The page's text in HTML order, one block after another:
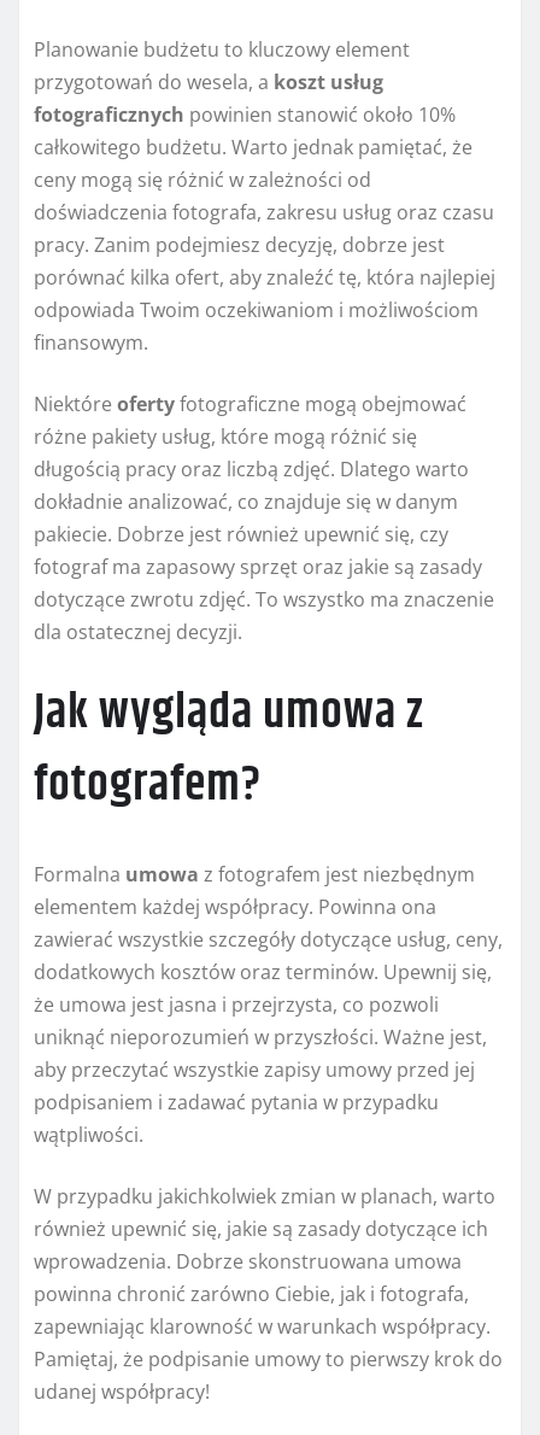
Planowanie budżetu to kluczowy element
przygotowań do wesela, a koszt usług
fotograficznych powinien stanowić około 10%
całkowitego budżetu. Warto jednak pamiętać, że
ceny mogą się różnić w zależności od
doświadczenia fotografa, zakresu usług oraz czasu
pracy. Zanim podejmiesz decyzję, dobrze jest
porównać kilka ofert, aby znaleźć tę, która najlepiej
odpowiada Twoim oczekiwaniom i możliwościom
finansowym.
Niektóre ofertyfotograficzne mogą obejmować
różne pakiety usług, które mogą różnić się
długością pracy oraz liczbą zdjęć. Dlatego warto
dokładnie analizować, co znajduje się w danym
pakiecie. Dobrze jest również upewnić się, czy
fotograf ma zapasowy sprzęt oraz jakie są zasady
dotyczące zwrotu zdjęć. To wszystko ma znaczenie
dla ostatecznej decyzji.
Jak wygląda umowa z
fotografem?
Formalna umowa z fotografem jest niezbędnym
elementem każdej współpracy. Powinna ona
zawierać wszystkie szczegóły dotyczące usług, ceny,
dodatkowych kosztów oraz terminów. Upewnij się,
że umowa jest jasna i przejrzysta, co pozwoli
uniknąć nieporozumień w przyszłości. Ważne jest,
aby przeczytać wszystkie zapisy umowy przed jej
podpisaniem i zadawać pytania w przypadku
wątpliwości.
W przypadku jakichkolwiek zmian w planach, warto
również upewnić się, jakie są zasady dotyczące ich
wprowadzenia. Dobrze skonstruowana umowa
powinna chronić zarówno Ciebie, jak i fotografa,
zapewniając klarowność w warunkach współpracy.
Pamiętaj, że podpisanie umowy to pierwszy krok do
udanej współpracy!